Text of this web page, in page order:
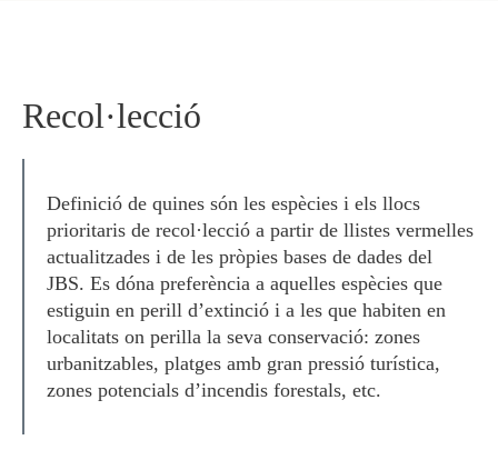
Recol·lecció
Definició de quines són les espècies i els llocs
prioritaris de recol·lecció a partir de llistes vermelles
actualitzades i de les pròpies bases de dades del
JBS. Es dóna preferència a aquelles espècies que
estiguin en perill d’extinció i a les que habiten en
localitats on perilla la seva conservació: zones
urbanitzables, platges amb gran pressió turística,
zones potencials d’incendis forestals, etc.